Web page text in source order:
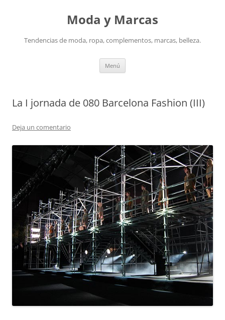
Moda y Marcas
Tendencias de moda, ropa, complementos, marcas, belleza.
Menú
La I jornada de 080 Barcelona Fashion (III)
Deja un comentario